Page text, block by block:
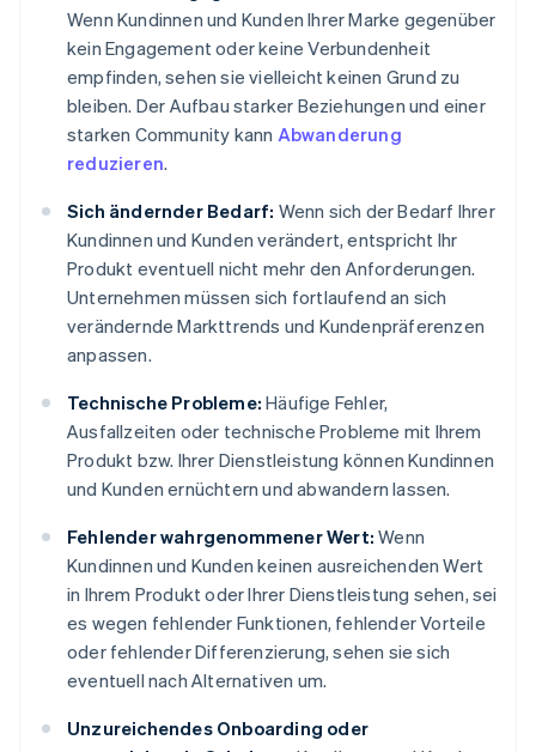
Wenn Kundinnen und Kunden Ihrer Marke gegenüber
kein Engagement oder keine Verbundenheit
empfinden, sehen sie vielleicht keinen Grund zu
bleiben. Der Aufbau starker Beziehungen und einer
starken Community kann Abwanderung
reduzieren.
Sich ändernder Bedarf: Wenn sich der Bedarf Ihrer
Kundinnen und Kunden verändert, entspricht Ihr
Produkt eventuell nicht mehr den Anforderungen.
Unternehmen müssen sich fortlaufend an sich
verändernde Markttrends und Kundenpräferenzen
anpassen.
Technische Probleme: Häufige Fehler,
Ausfallzeiten oder technische Probleme mit Ihrem
Produkt bzw. Ihrer Dienstleistung können Kundinnen
und Kunden ernüchtern und abwandern lassen.
Fehlender wahrgenommener Wert: Wenn
Kundinnen und Kunden keinen ausreichenden Wert
in Ihrem Produkt oder Ihrer Dienstleistung sehen, sei
es wegen fehlender Funktionen, fehlender Vorteile
oder fehlender Differenzierung, sehen sie sich
eventuell nach Alternativen um.
Unzureichendes Onboarding oder